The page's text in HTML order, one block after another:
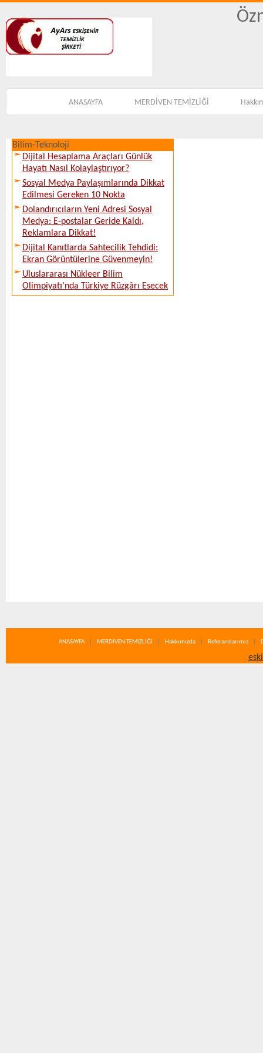
ANASAYFA MERDİVEN TEMİZLİĞİ
Bilim-Teknoloji
Dijital Hesaplama Araçları Günlük
Hayatı Nasıl Kolaylaştırıyor?
Sosyal Medya Paylaşımlarında Dikkat
Edilmesi Gereken 10 Nokta
Dolandırıcıların Yeni Adresi Sosyal
Medya: E-postalar Geride Kaldı,
Reklamlara Dikkat!
Dijital Kanıtlarda Sahtecilik Tehdidi:
Ekran Görüntülerine Güvenmeyin!
Uluslararası Nükleer Bilim
Olimpiyatı’nda Türkiye Rüzgârı Esecek
ANASAYFA MERDİVEN TEMİZLİĞİ Hakkımızda Referanslarımız